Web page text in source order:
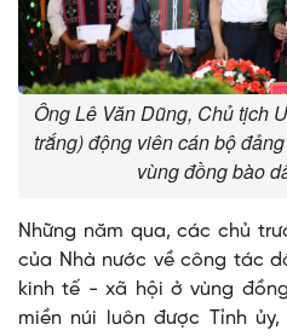
Ông Lê Văn Dũng, Chủ tịch
trắng) động viên cán bộ
vùng đồng bào
Những năm qua, các chủ
của Nhà nước về công tác
kinh tế - xã hội ở vùng
miền núi luôn được Tỉnh